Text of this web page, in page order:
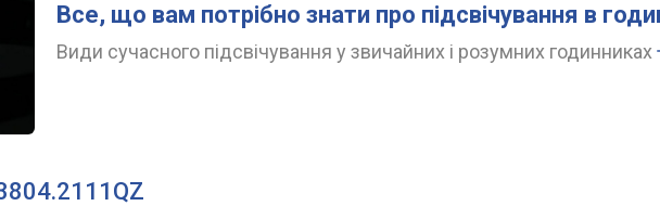
Все, що вам потрібно знати про підсвічування в
Види сучасного підсвічування у звичайних і розумних годинниках